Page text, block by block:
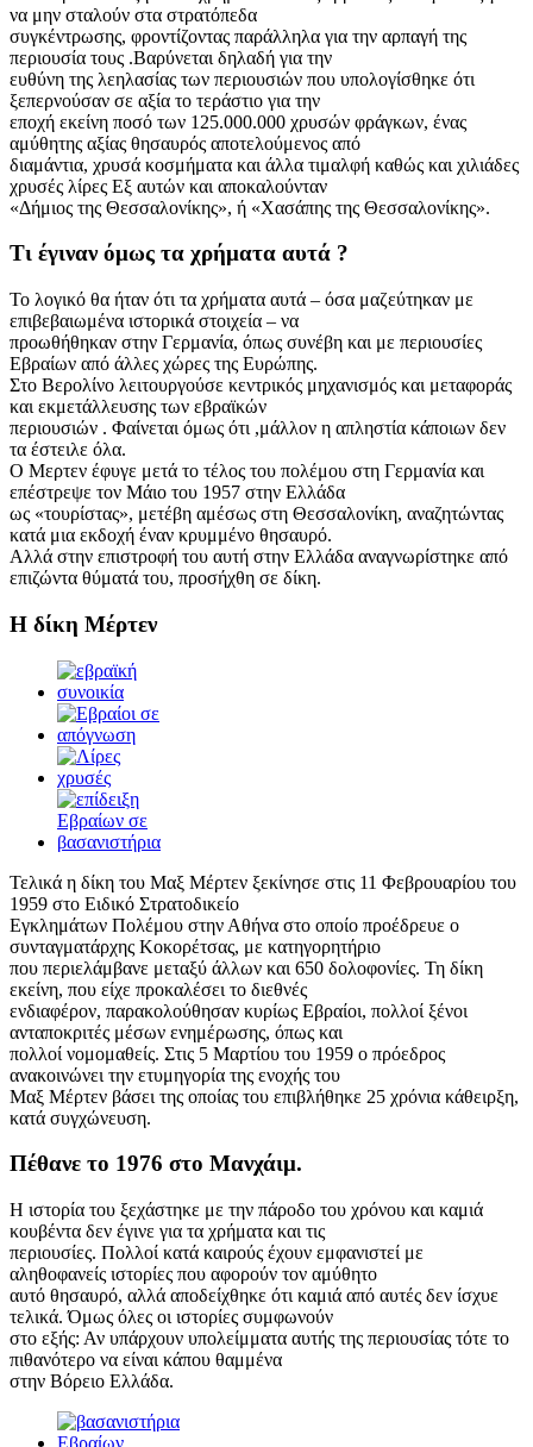
να μην σταλούν στα στρατόπεδα
συγκέντρωσης, φροντίζοντας παράλληλα για την αρπαγή της
περιουσία τους .Βαρύνεται δηλαδή για την
ευθύνη της λεηλασίας των περιουσιών που υπολογίσθηκε ότι
ξεπερνούσαν σε αξία το τεράστιο για την
εποχή εκείνη ποσό των 125.000.000 χρυσών φράγκων, ένας
αμύθητης αξίας θησαυρός αποτελούμενος από
διαμάντια, χρυσά κοσμήματα και άλλα τιμαλφή καθώς και χιλιάδες
χρυσές λίρες Εξ αυτών και αποκαλούνταν
«Δήμιος της Θεσσαλονίκης», ή «Χασάπης της Θεσσαλονίκης».
Τι έγιναν όμως τα χρήματα αυτά ?
Το λογικό θα ήταν ότι τα χρήματα αυτά – όσα μαζεύτηκαν με
επιβεβαιωμένα ιστορικά στοιχεία – να
προωθήθηκαν στην Γερμανία, όπως συνέβη και με περιουσίες
Εβραίων από άλλες χώρες της Ευρώπης.
Στο Βερολίνο λειτουργούσε κεντρικός μηχανισμός και μεταφοράς
και εκμετάλλευσης των εβραϊκών
περιουσιών . Φαίνεται όμως ότι ,μάλλον η απληστία κάποιων δεν
τα έστειλε όλα.
Ο Μερτεν έφυγε μετά το τέλος του πολέμου στη Γερμανία και
επέστρεψε τον Μάιο του 1957 στην Ελλάδα
ως «τουρίστας», μετέβη αμέσως στη Θεσσαλονίκη, αναζητώντας
κατά μια εκδοχή έναν κρυμμένο θησαυρό.
Αλλά στην επιστροφή του αυτή στην Ελλάδα αναγνωρίστηκε από
επιζώντα θύματά του, προσήχθη σε δίκη.
Η δίκη Μέρτεν
Τελικά η δίκη του Μαξ Μέρτεν ξεκίνησε στις 11 Φεβρουαρίου του
1959 στο Ειδικό Στρατοδικείο
Εγκλημάτων Πολέμου στην Αθήνα στο οποίο προέδρευε ο
συνταγματάρχης Κοκορέτσας, με κατηγορητήριο
που περιελάμβανε μεταξύ άλλων και 650 δολοφονίες. Τη δίκη
εκείνη, που είχε προκαλέσει το διεθνές
ενδιαφέρον, παρακολούθησαν κυρίως Εβραίοι, πολλοί ξένοι
ανταποκριτές μέσων ενημέρωσης, όπως και
πολλοί νομομαθείς. Στις 5 Μαρτίου του 1959 ο πρόεδρος
ανακοινώνει την ετυμηγορία της ενοχής του
Μαξ Μέρτεν βάσει της οποίας του επιβλήθηκε 25 χρόνια κάθειρξη,
κατά συγχώνευση.
Πέθανε το 1976 στο Μανχάιμ.
Η ιστορία του ξεχάστηκε με την πάροδο του χρόνου και καμιά
κουβέντα δεν έγινε για τα χρήματα και τις
περιουσίες. Πολλοί κατά καιρούς έχουν εμφανιστεί με
αληθοφανείς ιστορίες που αφορούν τον αμύθητο
αυτό θησαυρό, αλλά αποδείχθηκε ότι καμιά από αυτές δεν ίσχυε
τελικά. Όμως όλες οι ιστορίες συμφωνούν
στο εξής: Αν υπάρχουν υπολείμματα αυτής της περιουσίας τότε το
πιθανότερο να είναι κάπου θαμμένα
στην Βόρειο Ελλάδα.